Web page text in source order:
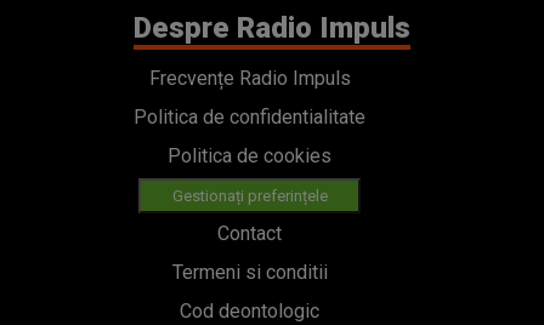
Despre Radio Impuls
Frecvențe Radio Impuls
Politica de confidentialitate
Politica de cookies
Gestionați preferințele
Contact
Termeni si conditii
Cod deontologic